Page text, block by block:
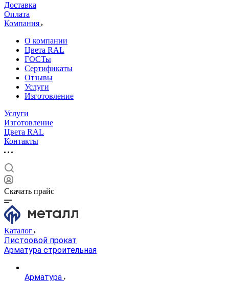
Доставка
Оплата
Компания
О компании
Цвета RAL
ГОСТы
Сертификаты
Отзывы
Услуги
Изготовление
Услуги
Изготовление
Цвета RAL
Контакты
Скачать прайс
Каталог
Листоовой прокат
Арматура строительная
Арматура